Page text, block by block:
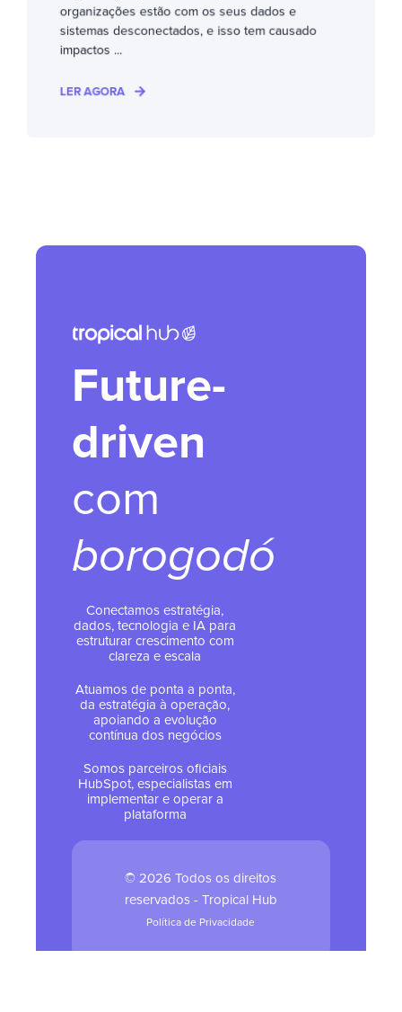
organizações estão com os seus dados e
sistemas desconectados, e isso tem causado
impactos ...
LER AGORA
Future-
driven
com
borogodó
Conectamos estratégia,
dados, tecnologia e IA para
estruturar crescimento com
clareza e escala
Atuamos de ponta a ponta,
da estratégia à operação,
apoiando a evolução
contínua dos negócios
Somos parceiros oficiais
HubSpot, especialistas em
implementar e operar a
plataforma
© 2026 Todos os direitos
reservados - Tropical Hub
Política de Privacidade